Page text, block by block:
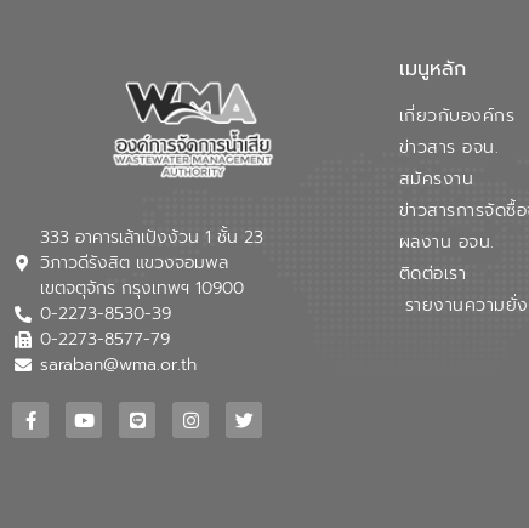
333 อาคารเล้าเป้งง้วน 1 ชั้น 23
วิภาวดีรังสิต แขวงจอมพล
เขตจตุจักร กรุงเทพฯ 10900
0-2273-8530-39
0-2273-8577-79
saraban@wma.or.th
เมนูหลัก
เกี่ยวกับองค์กร
ข่าวสาร อจน.
สมัครงาน
ข่าวสารการจัดซื้
ผลงาน อจน.
ติดต่อเรา
รายงานความยั่